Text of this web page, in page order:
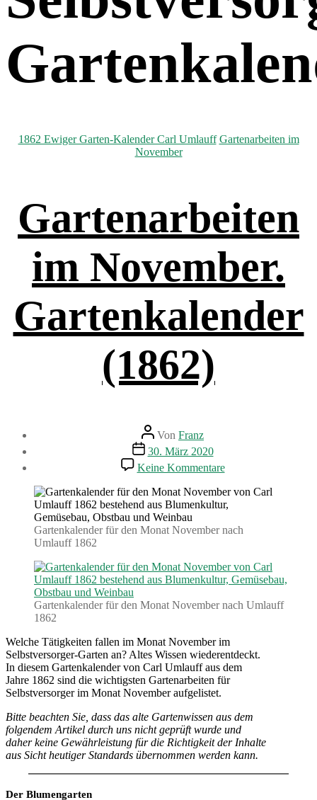
Kategorien
1862 Ewiger Garten-Kalender Carl Umlauff Gartenarbeiten im
November
Gartenarbeiten
im November.
Gartenkalender
(1862)
Beitragsautor
Von Franz
Beitragsdatum
30. März 2020
Keine Kommentarezu
Gartenarbeiten
im
November.
(1862)
Gartenkalender für den Monat November nach
Umlauff 1862
Gartenkalender für den Monat November nach Umlauff
1862
Welche Tätigkeiten fallen im Monat November im
Selbstversorger-Garten an? Altes Wissen wiederentdeckt.
In diesem Gartenkalender von Carl Umlauff aus dem
Jahre 1862 sind die wichtigsten Gartenarbeiten für
Selbstversorger im Monat November aufgelistet.
Bitte beachten Sie, dass das alte Gartenwissen aus dem
folgendem Artikel durch uns nicht geprüft wurde und
daher keine Gewährleistung für die Richtigkeit der Inhalte
aus Sicht heutiger Standards übernommen werden kann.
Der Blumengarten